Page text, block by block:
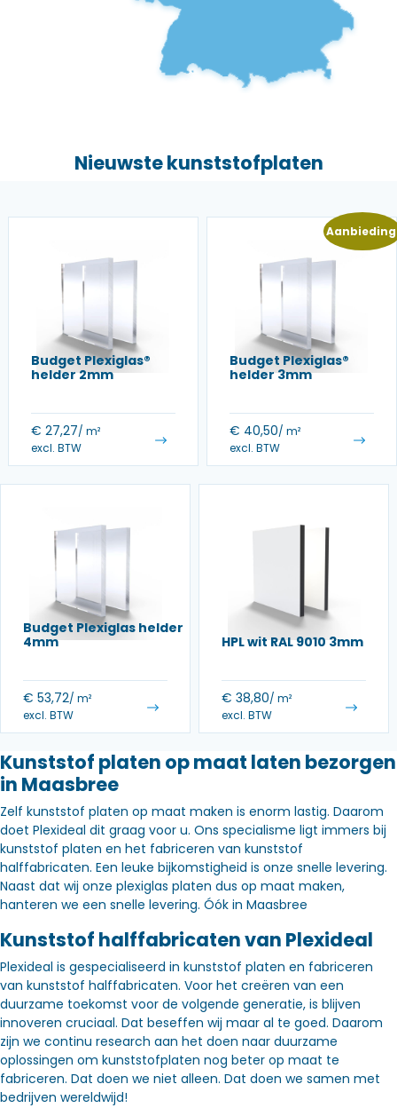
Nieuwste kunststofplaten
Budget Plexiglas®
helder 2mm
€ 27,27/ m²
excl. BTW
Budget Plexiglas®
helder 3mm
€ 40,50/ m²
excl. BTW
Budget Plexiglas helder
4mm
€ 53,72/ m²
excl. BTW
HPL wit RAL 9010 3mm
€ 38,80/ m²
excl. BTW
Kunststof platen op maat laten bezorgen
in Maasbree
Zelf kunststof platen op maat maken is enorm lastig. Daarom
doet Plexideal dit graag voor u. Ons specialisme ligt immers bij
kunststof platen en het fabriceren van kunststof
halffabricaten. Een leuke bijkomstigheid is onze snelle levering.
Naast dat wij onze plexiglas platen dus op maat maken,
hanteren we een snelle levering. Óók in Maasbree
Kunststof halffabricaten van Plexideal
Plexideal is gespecialiseerd in kunststof platen en fabriceren
van kunststof halffabricaten. Voor het creëren van een
duurzame toekomst voor de volgende generatie, is blijven
innoveren cruciaal. Dat beseffen wij maar al te goed. Daarom
zijn we continu research aan het doen naar duurzame
oplossingen om kunststofplaten nog beter op maat te
fabriceren. Dat doen we niet alleen. Dat doen we samen met
bedrijven wereldwijd!